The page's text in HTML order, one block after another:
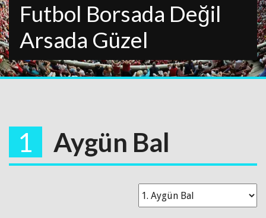
Futbol Borsada Değil
Arsada Güzel
1 Aygün Bal